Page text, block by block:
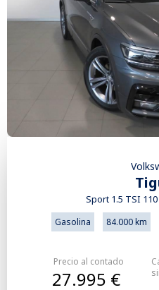
Sport 1.5 TSI 110
Gasolina 84.000 km
Precio al contado
27.995 €